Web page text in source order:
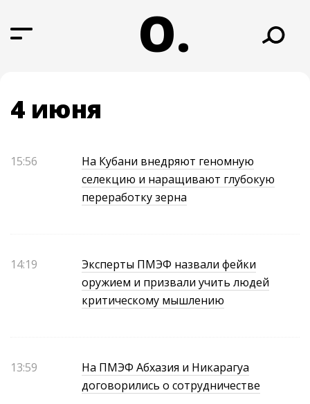
О.
4 июня
15:56
На Кубани внедряют геномную
селекцию и наращивают глубокую
переработку зерна
14:19
Эксперты ПМЭФ назвали фейки
оружием и призвали учить людей
критическому мышлению
13:59
На ПМЭФ Абхазия и Никарагуа
договорились о сотрудничестве